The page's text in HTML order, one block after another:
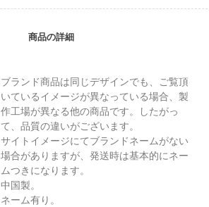
商品の詳細
ブランド商品は同じデザインでも、ご覧頂
いているイメージが異なっている場合、製
作工場が異なる他の商品です。したがっ
て、品質の違いがございます。
サイトイメージにてブランドネームがない
場合がありますが、発送時は基本的にネー
ムつきになります。
中国製。
ネーム有り。